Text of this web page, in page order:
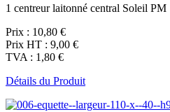
1 centreur laitonné central Soleil PM
Prix : 10,80 €
Prix HT : 9,00 €
TVA : 1,80 €
Détails du Produit